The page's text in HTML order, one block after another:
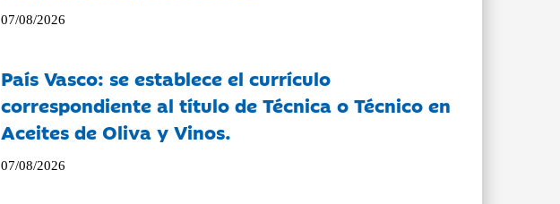
07/08/2026
País Vasco: se establece el currículo
correspondiente al título de Técnica o Técnico en
Aceites de Oliva y Vinos.
07/08/2026